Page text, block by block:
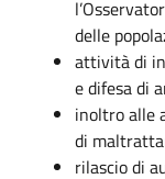
delle
attività di
e difesa di
inoltro alle
di
rilascio di